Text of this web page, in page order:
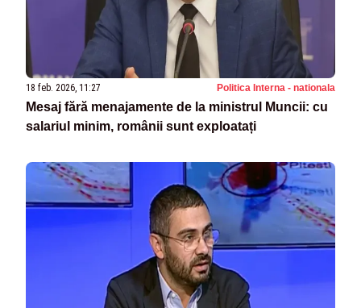
18 feb. 2026, 11:27 Politica Interna - nationala
Mesaj fără menajamente de la ministrul Muncii: cu
salariul minim, românii sunt exploatați